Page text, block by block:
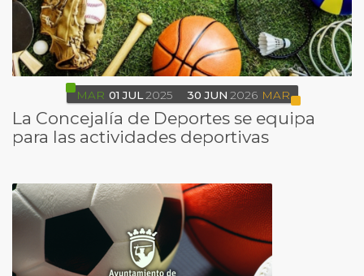
MAR 01 JUL 2025 30 JUN 2026 MAR
La Concejalía de Deportes se equipa
para las actividades deportivas